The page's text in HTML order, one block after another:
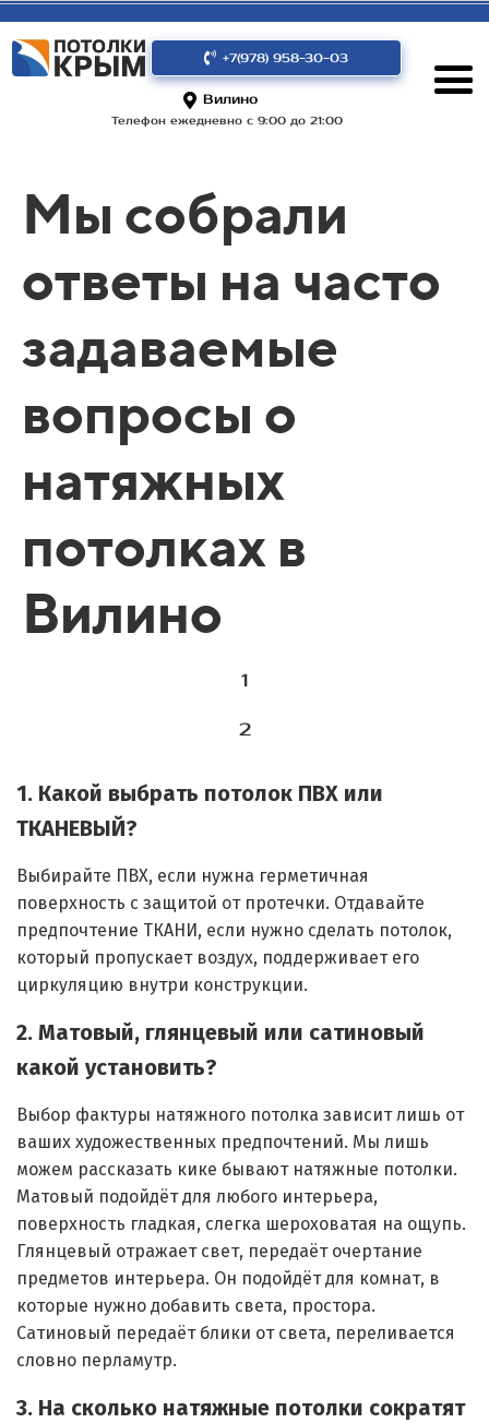
+7(978) 958-30-03
Вилино
Телефон ежедневно с 9:00 до 21:00
Мы собрали
ответы на часто
задаваемые
вопросы о
натяжных
потолках в
Вилино
1
2
1. Какой выбрать потолок ПВХ или
ТКАНЕВЫЙ?
Выбирайте ПВХ, если нужна герметичная
поверхность с защитой от протечки. Отдавайте
предпочтение ТКАНИ, если нужно сделать потолок,
который пропускает воздух, поддерживает его
циркуляцию внутри конструкции.
2. Матовый, глянцевый или сатиновый
какой установить?
Выбор фактуры натяжного потолка зависит лишь от
ваших художественных предпочтений. Мы лишь
можем рассказать кике бывают натяжные потолки.
Матовый подойдёт для любого интерьера,
поверхность гладкая, слегка шероховатая на ощупь.
Глянцевый отражает свет, передаёт очертание
предметов интерьера. Он подойдёт для комнат, в
которые нужно добавить света, простора.
Сатиновый передаёт блики от света, переливается
словно перламутр.
3. На сколько натяжные потолки сократят